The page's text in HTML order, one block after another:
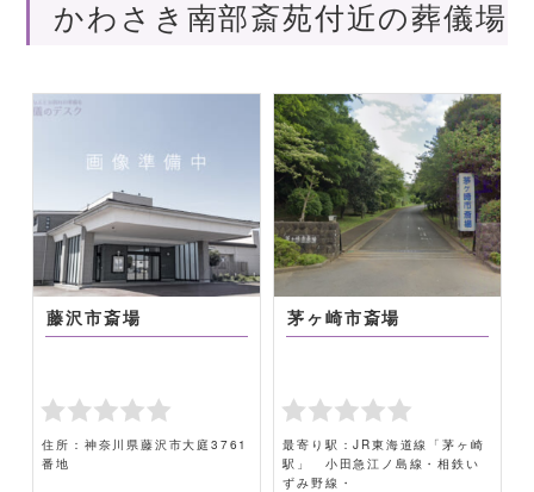
かわさき南部斎苑付近の葬儀場
藤沢市斎場
住所：神奈川県藤沢市大庭3761
番地
茅ヶ崎市斎場
最寄り駅：JR東海道線「茅ヶ崎
駅」 小田急江ノ島線・相鉄い
ずみ野線・